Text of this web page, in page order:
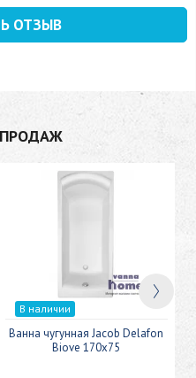
ОТЗЫВ
В наличии
Ванна чугунная Jacob Delafon
Biove 170х75